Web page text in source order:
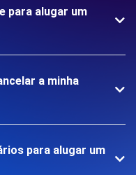
para alugar um
a minha
para alugar um